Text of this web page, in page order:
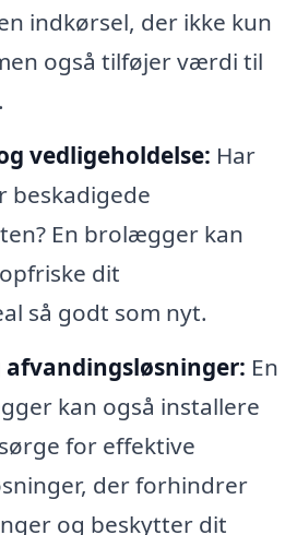
indkørsel, der ikke kun
også tilføjer værdi til
vedligeholdelse: Har
beskadigede
En brolægger kan
dit
så godt som nyt.
afvandingsløsninger: En
kan også installere
for effektive
der forhindrer
og beskytter dit